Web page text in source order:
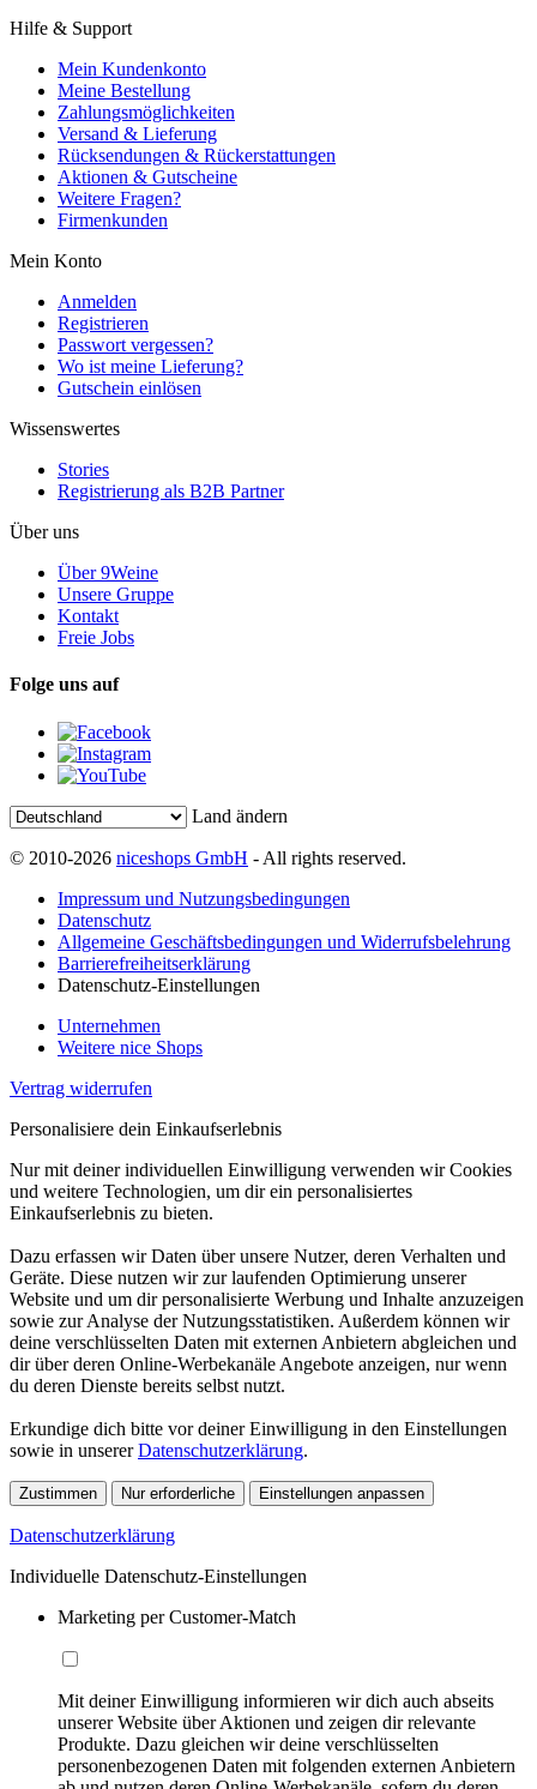
Hilfe & Support
Mein Kundenkonto
Meine Bestellung
Zahlungsmöglichkeiten
Versand & Lieferung
Rücksendungen & Rückerstattungen
Aktionen & Gutscheine
Weitere Fragen?
Firmenkunden
Mein Konto
Anmelden
Registrieren
Passwort vergessen?
Wo ist meine Lieferung?
Gutschein einlösen
Wissenswertes
Stories
Registrierung als B2B Partner
Über uns
Über 9Weine
Unsere Gruppe
Kontakt
Freie Jobs
Folge uns auf
Land ändern
© 2010-2026 niceshops GmbH - All rights reserved.
Impressum und Nutzungsbedingungen
Datenschutz
Allgemeine Geschäftsbedingungen und Widerrufsbelehrung
Barrierefreiheitserklärung
Datenschutz-Einstellungen
Unternehmen
Weitere nice Shops
Vertrag widerrufen
Personalisiere dein Einkaufserlebnis
Nur mit deiner individuellen Einwilligung verwenden wir Cookies
und weitere Technologien, um dir ein personalisiertes
Einkaufserlebnis zu bieten.
Dazu erfassen wir Daten über unsere Nutzer, deren Verhalten und
Geräte. Diese nutzen wir zur laufenden Optimierung unserer
Website und um dir personalisierte Werbung und Inhalte anzuzeigen
sowie zur Analyse der Nutzungsstatistiken. Außerdem können wir
deine verschlüsselten Daten mit externen Anbietern abgleichen und
dir über deren Online-Werbekanäle Angebote anzeigen, nur wenn
du deren Dienste bereits selbst nutzt.
Erkundige dich bitte vor deiner Einwilligung in den Einstellungen
sowie in unsererDatenschutzerklärung.
Zustimmen Nur erforderliche Einstellungen anpassen
Datenschutzerklärung
Individuelle Datenschutz-Einstellungen
Marketing per Customer-Match
Mit deiner Einwilligung informieren wir dich auch abseits
unserer Website über Aktionen und zeigen dir relevante
Produkte. Dazu gleichen wir deine verschlüsselten
personenbezogenen Daten mit folgenden externen Anbietern